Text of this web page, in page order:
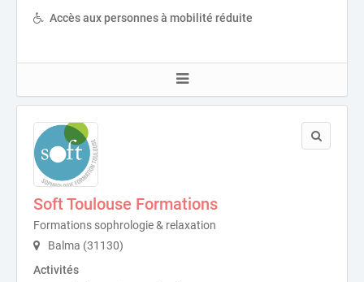
Accès aux personnes à mobilité réduite
Soft Toulouse Formations
Formations sophrologie & relaxation
Balma (31130)
Activités